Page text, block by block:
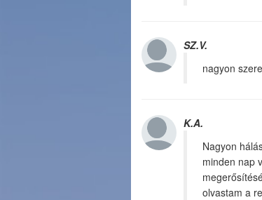
SZ.V.
nagyon
K.A.
Nagyon
minden nap
olvastam a